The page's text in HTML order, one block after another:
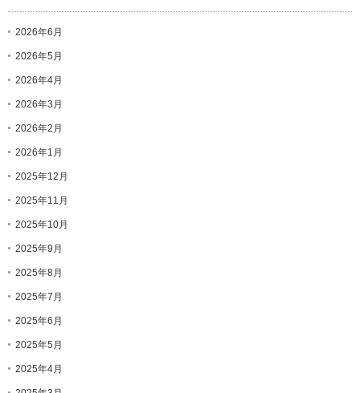
2026年6月
2026年5月
2026年4月
2026年3月
2026年2月
2026年1月
2025年12月
2025年11月
2025年10月
2025年9月
2025年8月
2025年7月
2025年6月
2025年5月
2025年4月